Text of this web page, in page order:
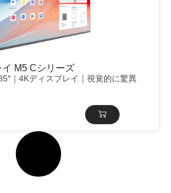
M5 Cシリーズ
｜4Kディスプレイ｜視覚的に驚異